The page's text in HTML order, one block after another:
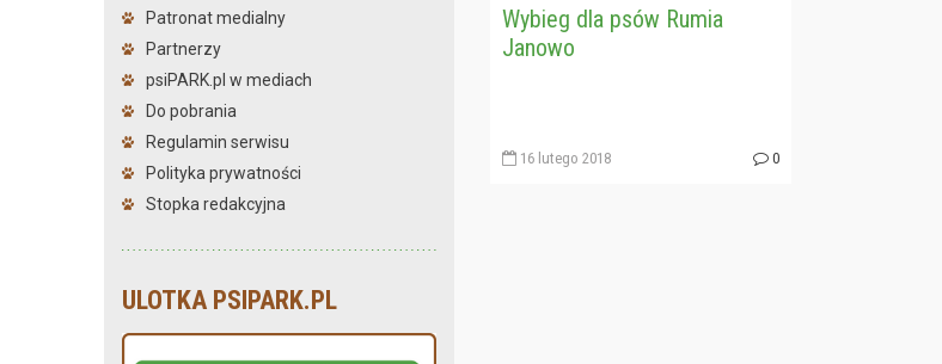
Patronat medialny
Partnerzy
psiPARK.pl w mediach
Do pobrania
Regulamin serwisu
Polityka prywatności
Stopka redakcyjna
ULOTKA PSIPARK.PL
Wybieg dla psów Rumia
Janowo
16 lutego 2018 0